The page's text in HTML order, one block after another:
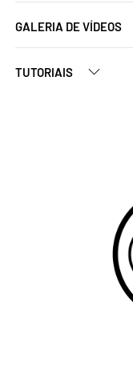
GALERIA DE VÍDEOS
TUTORIAIS